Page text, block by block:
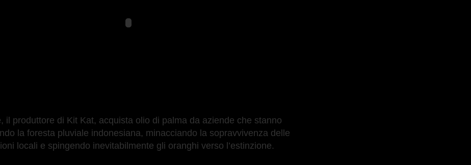
il produttore di Kit Kat, acquista olio di palma da aziende che stanno
la foresta pluviale indonesiana, minacciando la sopravvivenza delle
locali e spingendo inevitabilmente gli oranghi verso l’estinzione.